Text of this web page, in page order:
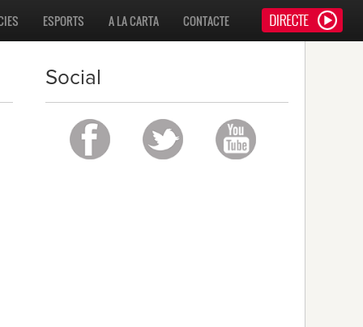
CONTACTE
A LA CARTA
ESPORTS
Social